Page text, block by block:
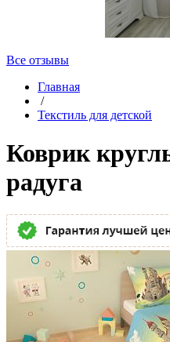
Все отзывы
Главная
/
Текстиль для детской
Коврик
радуга